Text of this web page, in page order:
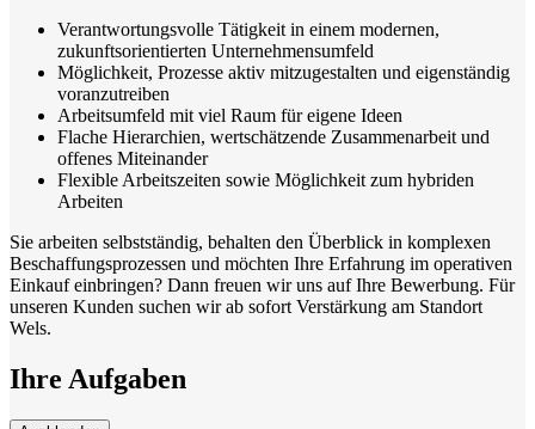
Verantwortungsvolle Tätigkeit in einem modernen,
zukunftsorientierten Unternehmensumfeld
Möglichkeit, Prozesse aktiv mitzugestalten und eigenständig
voranzutreiben
Arbeitsumfeld mit viel Raum für eigene Ideen
Flache Hierarchien, wertschätzende Zusammenarbeit und
offenes Miteinander
Flexible Arbeitszeiten sowie Möglichkeit zum hybriden
Arbeiten
Sie arbeiten selbstständig, behalten den Überblick in komplexen
Beschaffungsprozessen und möchten Ihre Erfahrung im operativen
Einkauf einbringen? Dann freuen wir uns auf Ihre Bewerbung. Für
unseren Kunden suchen wir ab sofort Verstärkung am Standort
Wels.
Ihre Aufgaben